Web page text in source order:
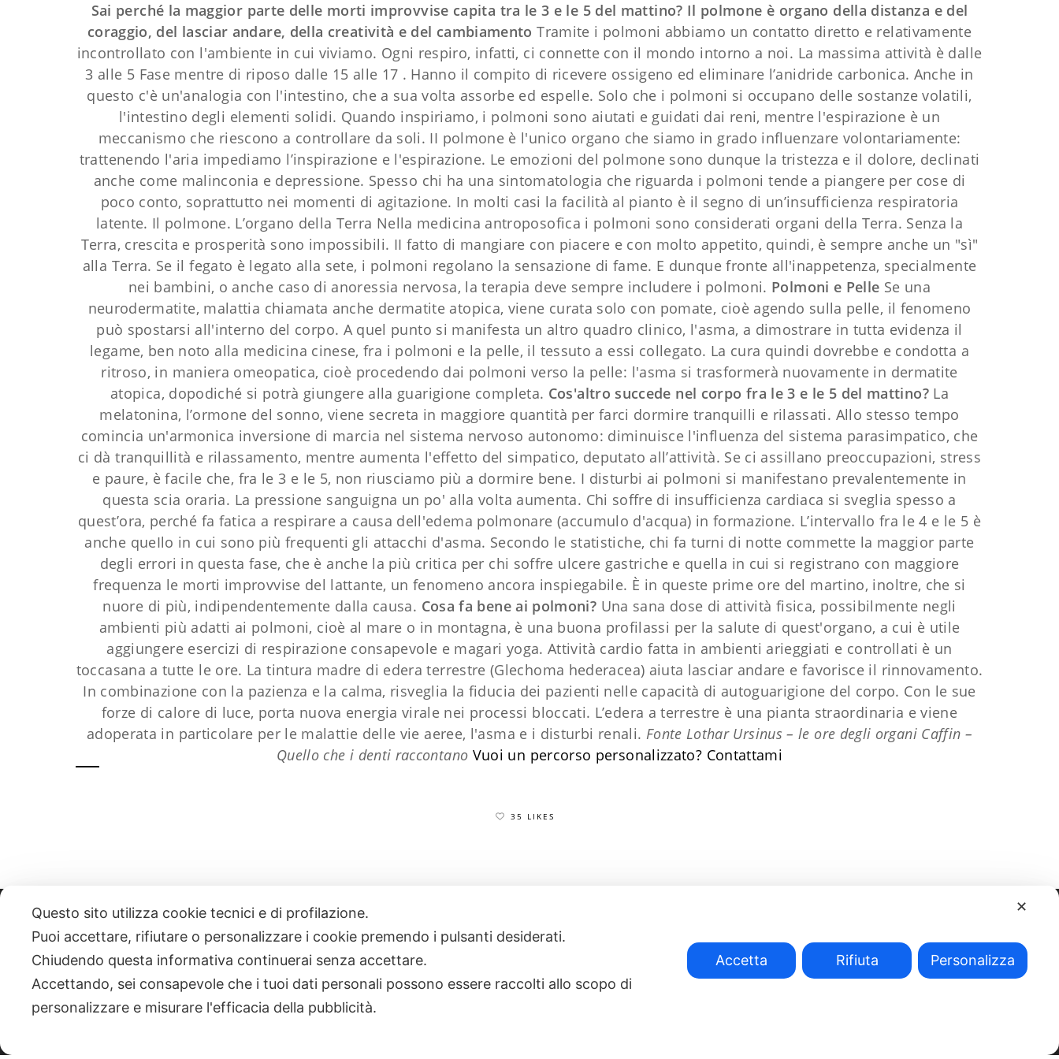
Sai perché la maggior parte delle morti improvvise capita tra le 3 e le 5 del mattino? Il polmone è organo della distanza e del
coraggio, del lasciar andare, della creatività e del cambiamento Tramite i polmoni abbiamo un contatto diretto e relativamente
incontrollato con l'ambiente in cui viviamo. Ogni respiro, infatti, ci connette con il mondo intorno a noi. La massima attività è dalle
3 alle 5 Fase mentre di riposo dalle 15 alle 17 . Hanno il compito di ricevere ossigeno ed eliminare l’anidride carbonica. Anche in
questo c'è un'analogia con l'intestino, che a sua volta assorbe ed espelle. Solo che i polmoni si occupano delle sostanze volatili,
l'intestino degli elementi solidi. Quando inspiriamo, i polmoni sono aiutati e guidati dai reni, mentre l'espirazione è un
meccanismo che riescono a controllare da soli. II polmone è l'unico organo che siamo in grado influenzare volontariamente:
trattenendo l'aria impediamo l’inspirazione e l'espirazione. Le emozioni del polmone sono dunque la tristezza e il dolore, declinati
anche come malinconia e depressione. Spesso chi ha una sintomatologia che riguarda i polmoni tende a piangere per cose di
poco conto, soprattutto nei momenti di agitazione. In molti casi la facilità al pianto è il segno di un’insufficienza respiratoria
latente. Il polmone. L’organo della Terra Nella medicina antroposofica i polmoni sono considerati organi della Terra. Senza la
Terra, crescita e prosperità sono impossibili. II fatto di mangiare con piacere e con molto appetito, quindi, è sempre anche un "sì"
alla Terra. Se il fegato è legato alla sete, i polmoni regolano la sensazione di fame. E dunque fronte all'inappetenza, specialmente
nei bambini, o anche caso di anoressia nervosa, la terapia deve sempre includere i polmoni. Polmoni e Pelle Se una
neurodermatite, malattia chiamata anche dermatite atopica, viene curata solo con pomate, cioè agendo sulla pelle, il fenomeno
può spostarsi all'interno del corpo. A quel punto si manifesta un altro quadro clinico, l'asma, a dimostrare in tutta evidenza il
legame, ben noto alla medicina cinese, fra i polmoni e la pelle, il tessuto a essi collegato. La cura quindi dovrebbe e condotta a
ritroso, in maniera omeopatica, cioè procedendo dai polmoni verso la pelle: l'asma si trasformerà nuovamente in dermatite
atopica, dopodiché si potrà giungere alla guarigione completa. Cos'altro succede nel corpo fra le 3 e le 5 del mattino? La
melatonina, l’ormone del sonno, viene secreta in maggiore quantità per farci dormire tranquilli e rilassati. Allo stesso tempo
comincia un'armonica inversione di marcia nel sistema nervoso autonomo: diminuisce l'influenza del sistema parasimpatico, che
ci dà tranquillità e rilassamento, mentre aumenta l'effetto del simpatico, deputato all’attività. Se ci assillano preoccupazioni, stress
e paure, è facile che, fra le 3 e le 5, non riusciamo più a dormire bene. I disturbi ai polmoni si manifestano prevalentemente in
questa scia oraria. La pressione sanguigna un po' alla volta aumenta. Chi soffre di insufficienza cardiaca si sveglia spesso a
quest’ora, perché fa fatica a respirare a causa dell'edema polmonare (accumulo d'acqua) in formazione. L’intervallo fra le 4 e le 5 è
anche queIlo in cui sono più frequenti gli attacchi d'asma. Secondo le statistiche, chi fa turni di notte commette la maggior parte
degli errori in questa fase, che è anche la più critica per chi soffre ulcere gastriche e quella in cui si registrano con maggiore
frequenza le morti improvvise del lattante, un fenomeno ancora inspiegabile. È in queste prime ore del martino, inoltre, che si
nuore di più, indipendentemente dalla causa. Cosa fa bene ai polmoni? Una sana dose di attività fisica, possibilmente negli
ambienti più adatti ai polmoni, cioè al mare o in montagna, è una buona profilassi per la salute di quest'organo, a cui è utile
aggiungere esercizi di respirazione consapevole e magari yoga. Attività cardio fatta in ambienti arieggiati e controllati è un
toccasana a tutte le ore. La tintura madre di edera terrestre (Glechoma hederacea) aiuta lasciar andare e favorisce il rinnovamento.
In combinazione con la pazienza e la calma, risveglia la fiducia dei pazienti nelle capacità di autoguarigione del corpo. Con le sue
forze di calore di luce, porta nuova energia virale nei processi bloccati. L’edera a terrestre è una pianta straordinaria e viene
adoperata in particolare per le malattie delle vie aeree, l'asma e i disturbi renali. Fonte Lothar Ursinus – le ore degli organi Caffin –
Quello che i denti raccontano Vuoi un percorso personalizzato? ​Contattami
35 LIKES
| NEWSLETTER
|
✕
Questo sito utilizza cookie tecnici e di profilazione.
Puoi accettare, rifiutare o personalizzare i cookie premendo i pulsanti desiderati.
Chiudendo questa informativa continuerai senza accettare.
Accettando, sei consapevole che i tuoi dati personali possono essere raccolti allo scopo di
personalizzare e misurare l'efficacia della pubblicità.
Accetta Rifiuta Personalizza